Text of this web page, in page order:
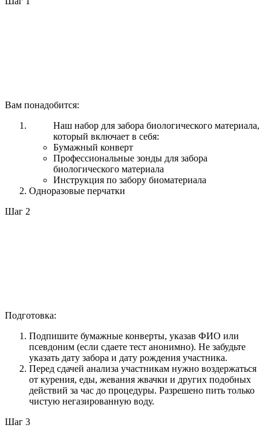
Вам понадобится:
Наш набор для забора биологического материала,
который включает в себя:
Бумажный конверт
Профессиональные зонды для забора
биологического материала
Инструкция по забору биоматериала
Одноразовые перчатки
Шаг 2
Подготовка:
Подпишите бумажные конверты, указав ФИО или
псевдоним (если сдаете тест анонимно). Не забудьте
указать дату забора и дату рождения участника.
Перед сдачей анализа участникам нужно воздержаться
от курения, еды, жевания жвачки и других подобных
действий за час до процедуры. Разрешено пить только
чистую негазированную воду.
Шаг 3